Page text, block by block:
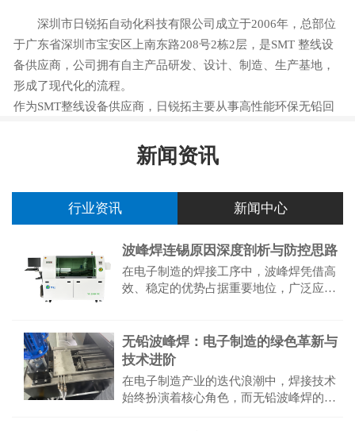
深圳市日锐拓自动化科技有限公司成立于2006年，总部位
于广东省深圳市宝安区上南东路208号2栋2层，是SMT 整线设
备供应商，公司拥有自主产品研发、设计、制造、生产基地，
形成了现代化的流程。
作为SMT整线设备供应商，日锐拓主要从事高性能环保无铅回
YAMAHA贴片机、国产、韩国IP全自动印刷机...
新闻资讯
行业资讯 新闻中心
波峰焊连锡原因深度剖析与防控思路
在电子制造的焊接工序中，波峰焊凭借高
效、稳定的优势占据重要地位，广泛应用
题，其不仅直接导致产品功能失...
无铅波峰焊：电子制造的绿色革新与
技术进阶
在电子制造产业的迭代浪潮中，焊接技术
始终扮演着核心角色，而无铅波峰焊的普